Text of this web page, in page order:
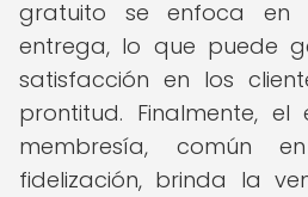
gratuito se enfoca
entrega, lo que puede
satisfacción en los
prontitud. Finalmente,
membresía, común
fidelización, brinda la